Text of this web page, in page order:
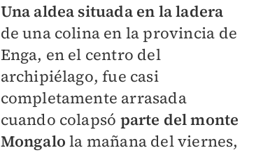
Una aldea situada en la ladera
de una colina en la provincia de
Enga, en el centro del
archipiélago, fue casi
completamente arrasada
cuando colapsó parte del monte
Mongalo la mañana del viernes,